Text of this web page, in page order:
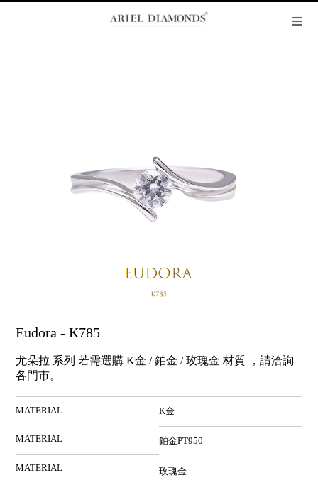
Eudora - K785
尤朵拉 系列 若需選購 K金 / 鉑金 / 玫瑰金 材質 ，請洽詢
各門市。
MATERIAL K金
MATERIAL 鉑金PT950
MATERIAL 玫瑰金